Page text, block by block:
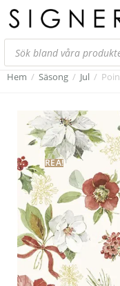
Hem / Säsong / Jul /
REA!